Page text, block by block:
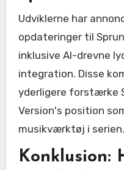
Udviklerne har
opdateringer til
inklusive AI-drevne
integration. Disse
yderligere forstærke
Version's position
musikværktøj i serien.
Konklusion: